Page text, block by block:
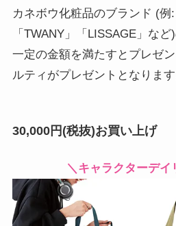
カネボウ化粧品のブランド (例
「TWANY」「LISSAGE」な
一定の金額を満たすとプレゼ
ルティがプレゼントとなります
30,000円(税抜)お買い上げ
＼キャラクターデイ